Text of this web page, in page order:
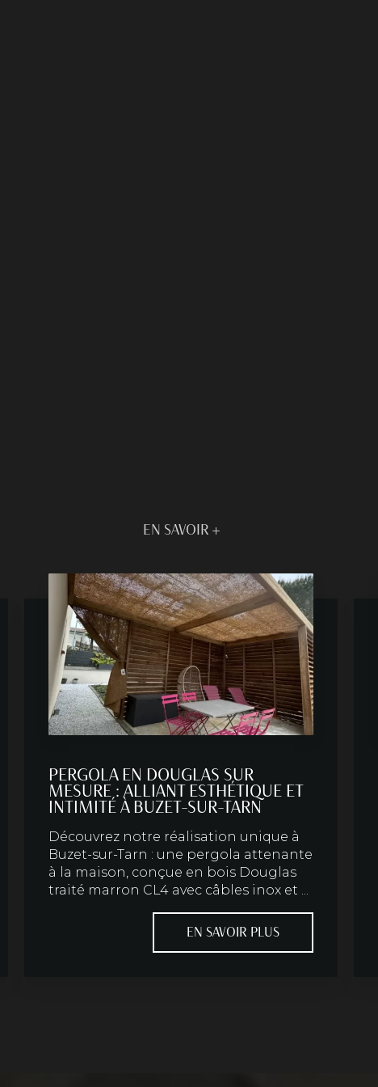
EN SAVOIR +
PERGOLA EN DOUGLAS SUR
MESURE : ALLIANT ESTHÉTIQUE ET
INTIMITÉ À BUZET-SUR-TARN
Découvrez notre réalisation unique à
Buzet-sur-Tarn : une pergola attenante
à la maison, conçue en bois Douglas
traité marron CL4 avec câbles inox et ...
EN SAVOIR PLUS